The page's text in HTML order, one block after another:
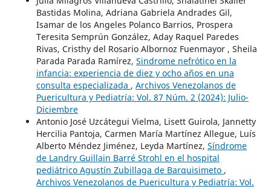
Bastidas Molina, Adriana Gabriela Andrades Gil,
Isamar de los Angeles Polanco Barrios, Prospera
Teresita Semprún González, Aday Raquel Paredes
Rivas, Cristhy del Rosario Albornoz Fuenmayor , Sheila
Parada Parada Ramírez, Sindrome nefrótico en la
infancia: experiencia de diez y ocho años en una
consulta especializada , Archivos Venezolanos de
Puericultura y Pediatría: Vol. 87 Núm. 2 (2024): Julio-
Diciembre
Antonio José Uzcátegui Vielma, Lisett Guirola, Jannetty
Hercilia Pantoja, Carmen María Martínez Allegue, Luís
Alberto Méndez Jiménez, Leyda Martínez, Síndrome
de Landry Guillain Barré Strohl en el hospital
pediátrico Agustín Zubillaga de Barquisimeto ,
Archivos Venezolanos de Puericultura y Pediatría: Vol.